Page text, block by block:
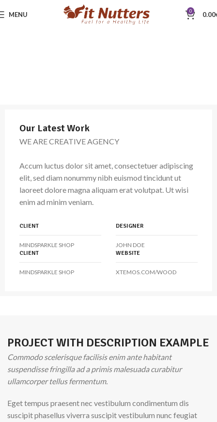
MENU 0 0.00
Our Latest Work
WE ARE CREATIVE AGENCY
Accum luctus dolor sit amet, consectetuer adipiscing
elit, sed diam nonummy nibh euismod tincidunt ut
laoreet dolore magna aliquam erat volutpat. Ut wisi
enim ad minim veniam.
CLIENT
MINDSPARKLE SHOP
DESIGNER
JOHN DOE
CLIENT
MINDSPARKLE SHOP
WEBSITE
XTEMOS.COM/WOOD
PROJECT WITH DESCRIPTION EXAMPLE
Commodo scelerisque facilisis enim ante habitant
suspendisse fringilla ad a primis malesuada curabitur
ullamcorper tellus fermentum.
Eget tempus praesent nec vestibulum condimentum dis
suscipit phasellus viverra suscipit vestibulum nunc feugiat